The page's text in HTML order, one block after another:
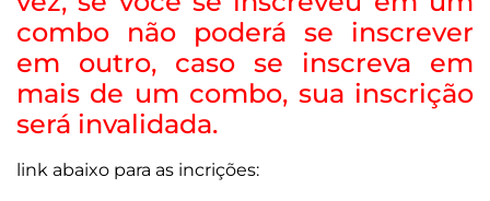
combo não poderá se inscrever
em outro, caso se inscreva em
mais de um combo, sua inscrição
será invalidada.
link abaixo para as incrições: